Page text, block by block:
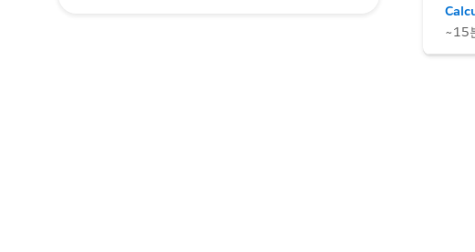
~15